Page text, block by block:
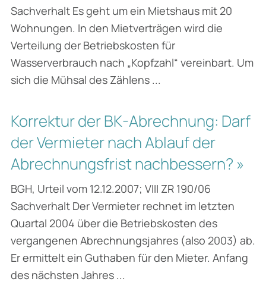
Sachverhalt Es geht um ein Mietshaus mit 20
Wohnungen. In den Mietverträgen wird die
Verteilung der Betriebskosten für
Wasserverbrauch nach „Kopfzahl“ vereinbart. Um
sich die Mühsal des Zählens ...
Korrektur der BK-Abrechnung: Darf
der Vermieter nach Ablauf der
Abrechnungsfrist nachbessern? »
BGH, Urteil vom 12.12.2007; VIII ZR 190/06
Sachverhalt Der Vermieter rechnet im letzten
Quartal 2004 über die Betriebskosten des
vergangenen Abrechnungsjahres (also 2003) ab.
Er ermittelt ein Guthaben für den Mieter. Anfang
des nächsten Jahres ...